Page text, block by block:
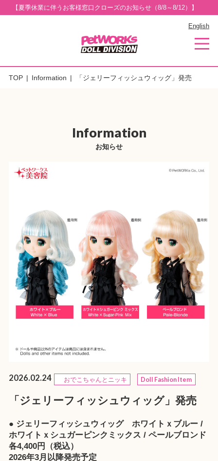
【夏季休業に伴うお客様窓口クローズのお知らせ（8/8～8/12）】
English
TOP Information 「ジェリーフィッシュウィッグ」発売
Information
お知らせ
2026.02.24 おでこちゃんとニッキ Doll Fashion Item
「ジェリーフィッシュウィッグ」発売
● ジェリーフィッシュウィッグ ホワイトｘブルー /
ホワイトｘシュガーピンクミックス / ペールブロンド
各4,400円（税込）
2026年3月以降発売予定